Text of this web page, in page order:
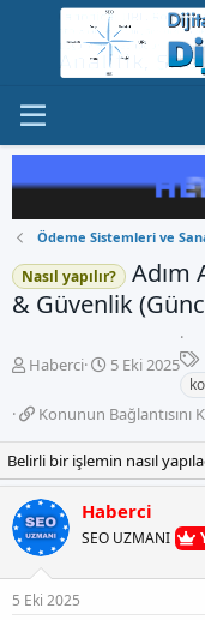
Ödeme Sistemleri ve
Nasıl yapılır?
Adım
& Güvenlik
K
n
u
y
b
a
ş
l
a
Haberci
B
ş
a
n
ı
ç
a
5 Eki 2025
E
t
i
k
e
t
l
r
K
n
u
n
u
n
ğ
Konunun Bağlantısını
Belirli bir işlemin nasıl
Haberci
SEO UZMANI
5 Eki 2025